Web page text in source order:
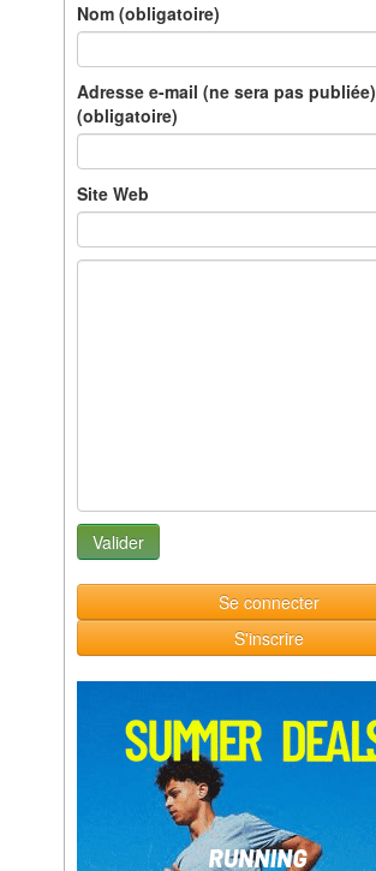
Nom (obligatoire)
Adresse e-mail (ne sera pas publiée)
(obligatoire)
Site Web
Se connecter
S'inscrire